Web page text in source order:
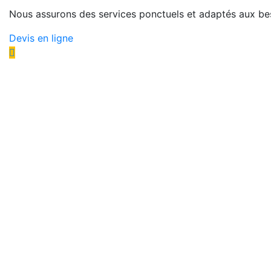
Nous assurons des services ponctuels et adaptés aux
Devis en ligne